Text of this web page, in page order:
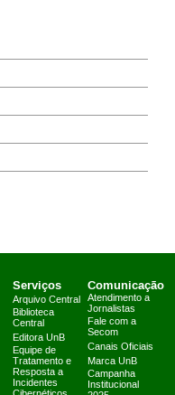
Serviços
Arquivo Central
Biblioteca
Central
Editora UnB
Equipe de
Tratamento e
Resposta a
Incidentes
Comunicação
Atendimento a
Jornalistas
Fale com a
Secom
Canais Oficiais
Marca UnB
Campanha
Institucional